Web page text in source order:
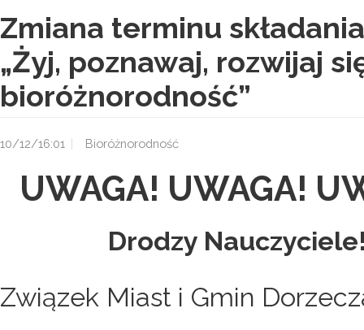
Zmiana terminu
„Żyj, poznawaj, rozwijaj
bioróżnorodność”
10/12/16:01 Bioróżnorodność
UWAGA! UWAGA!
Drodzy
Związek Miast i Gmin